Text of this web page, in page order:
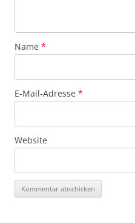
Name *
E-Mail-Adresse *
Website